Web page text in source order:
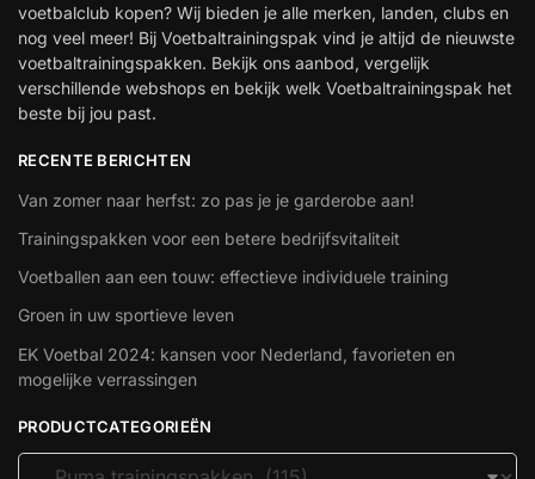
voetbalclub kopen? Wij bieden je alle merken, landen, clubs en
nog veel meer! Bij Voetbaltrainingspak vind je altijd de nieuwste
voetbaltrainingspakken. Bekijk ons aanbod, vergelijk
verschillende webshops en bekijk welk Voetbaltrainingspak het
beste bij jou past.
RECENTE BERICHTEN
Van zomer naar herfst: zo pas je je garderobe aan!
Trainingspakken voor een betere bedrijfsvitaliteit
Voetballen aan een touw: effectieve individuele training
Groen in uw sportieve leven
EK Voetbal 2024: kansen voor Nederland, favorieten en
mogelijke verrassingen
PRODUCTCATEGORIEËN